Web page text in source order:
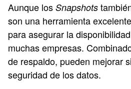
Aunque los Snapshots
son una herramienta
para asegurar la
muchas empresas.
de respaldo, pueden mejorar
seguridad de los datos.